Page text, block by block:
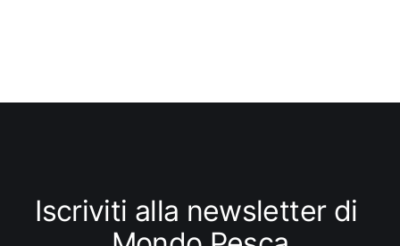
Iscriviti alla newsletter di